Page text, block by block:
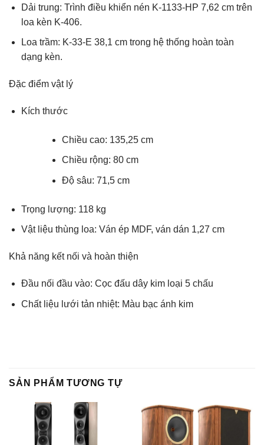
Dải trung: Trình điều khiển nén K-1133-HP 7,62 cm trên
loa kèn K-406.
Loa trầm: K-33-E 38,1 cm trong hệ thống hoàn toàn
dạng kèn.
Đặc điểm vật lý
Kích thước
Chiều cao: 135,25 cm
Chiều rộng: 80 cm
Độ sâu: 71,5 cm
Trọng lượng: 118 kg
Vật liệu thùng loa: Ván ép MDF, ván dán 1,27 cm
Khả năng kết nối và hoàn thiện
Đầu nối đầu vào: Cọc đấu dây kim loại 5 chấu
Chất liệu lưới tản nhiệt: Màu bạc ánh kim
SẢN PHẨM TƯƠNG TỰ